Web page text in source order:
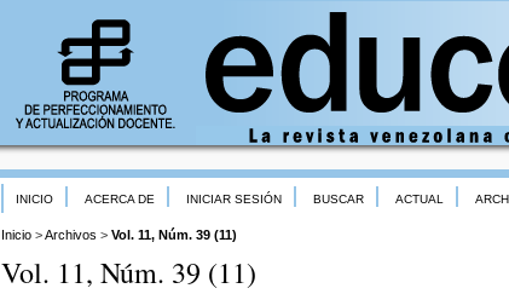
INICIO ACERCA DE INICIAR SESIÓN BUSCAR ACTUAL
Inicio >Archivos > Vol. 11, Núm. 39 (11)
Vol. 11, Núm. 39 (11)